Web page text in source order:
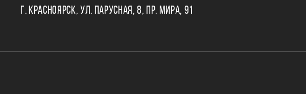
Г. КРАСНОЯРСК, УЛ. ПАРУСНАЯ, 8, ПР. МИРА, 91